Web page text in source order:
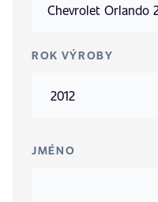
ROK VÝROBY
JMÉNO